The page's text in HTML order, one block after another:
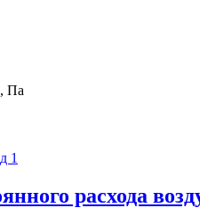
Па
расхода